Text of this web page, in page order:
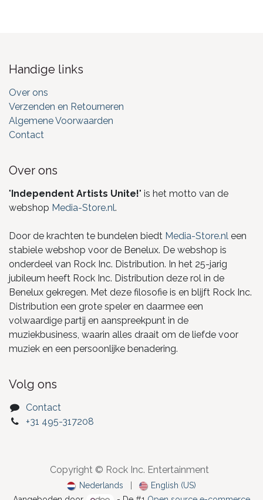
Handige links
Over ons
Verzenden en Retourneren
Algemene Voorwaarden
Contact
Over ons
"Independent Artists Unite!" is het motto van de
webshop Media-Store.nl.
Door de krachten te bundelen biedt Media-Store.nl een
stabiele webshop voor de Benelux. De webshop is
onderdeel van Rock Inc. Distribution. In het 25-jarig
jubileum heeft Rock Inc. Distribution deze rol in de
Benelux gekregen. Met deze filosofie is en blijft Rock Inc.
Distribution een grote speler en daarmee een
volwaardige partij en aanspreekpunt in de
muziekbusiness, waarin alles draait om de liefde voor
muziek en een persoonlijke benadering.
Volg ons
Contact
+31 495-317208
Copyright © Rock Inc. Entertainment
Nederlands
English (US)